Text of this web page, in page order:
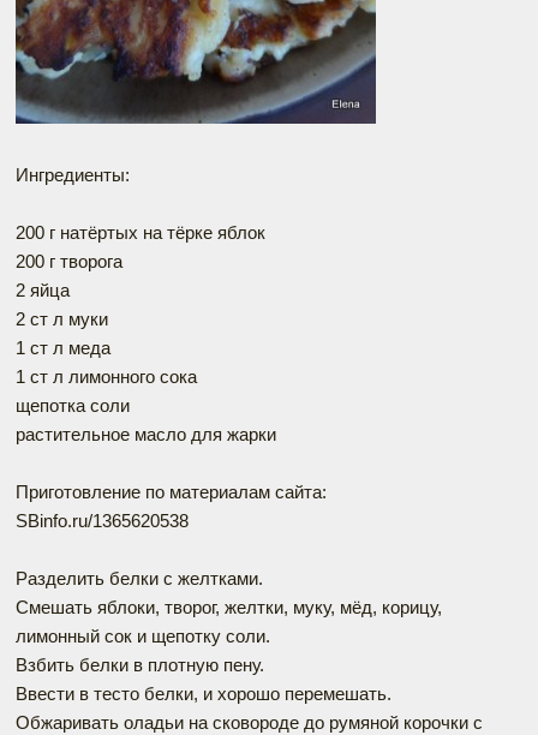
Ингредиенты:
200 г натёртых на тёрке яблок
200 г творога
2 яйца
2 ст л муки
1 ст л меда
1 ст л лимонного сока
щепотка соли
растительное масло для жарки
Приготовление по материалам сайта:
SBinfo.ru/1365620538
Разделить белки с желтками.
Смешать яблоки, творог, желтки, муку, мёд, корицу,
лимонный сок и щепотку соли.
Взбить белки в плотную пену.
Ввести в тесто белки, и хорошо перемешать.
Обжаривать оладьи на сковороде до румяной корочки с